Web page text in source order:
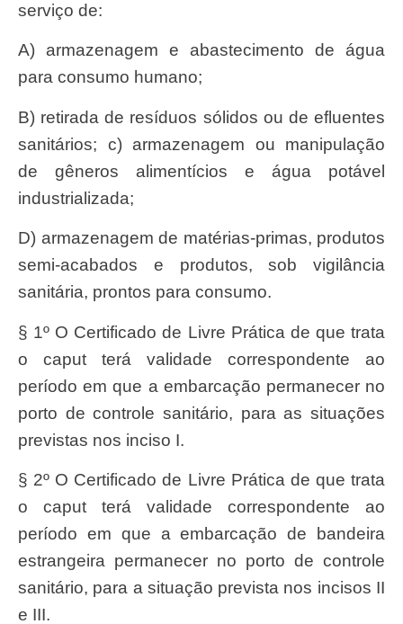
serviço de:
a) armazenagem e abastecimento de água
para consumo humano;
b) retirada de resíduos sólidos ou de efluentes
sanitários; c) armazenagem ou manipulação
de gêneros alimentícios e água potável
industrializada;
d) armazenagem de matérias-primas, produtos
semi-acabados e produtos, sob vigilância
sanitária, prontos para consumo.
§ 1º O Certificado de Livre Prática de que trata
o caput terá validade correspondente ao
período em que a embarcação permanecer no
porto de controle sanitário, para as situações
previstas nos inciso I.
§ 2º O Certificado de Livre Prática de que trata
o caput terá validade correspondente ao
período em que a embarcação de bandeira
estrangeira permanecer no porto de controle
sanitário, para a situação prevista nos incisos II
e III.